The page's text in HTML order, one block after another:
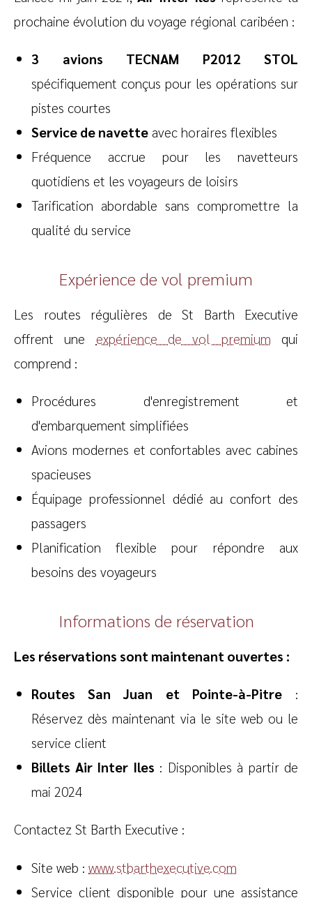
prochaine évolution du voyage régional caribéen :
3 avions TECNAM P2012 STOL
spécifiquement conçus pour les opérations sur
pistes courtes
Service de navette avec horaires flexibles
Fréquence accrue pour les navetteurs
quotidiens et les voyageurs de loisirs
Tarification abordable sans compromettre la
qualité du service
Expérience de vol premium
Les routes régulières de St Barth Executive
offrent une expérience de vol premium qui
comprend :
Procédures d'enregistrement et
d'embarquement simplifiées
Avions modernes et confortables avec cabines
spacieuses
Équipage professionnel dédié au confort des
passagers
Planification flexible pour répondre aux
besoins des voyageurs
Informations de réservation
Les réservations sont maintenant ouvertes :
Routes San Juan et Pointe-à-Pitre:
Réservez dès maintenant via le site web ou le
service client
Billets Air Inter Iles : Disponibles à partir de
mai 2024
Contactez St Barth Executive :
Site web : www.stbarthexecutive.com
Service client disponible pour une assistance